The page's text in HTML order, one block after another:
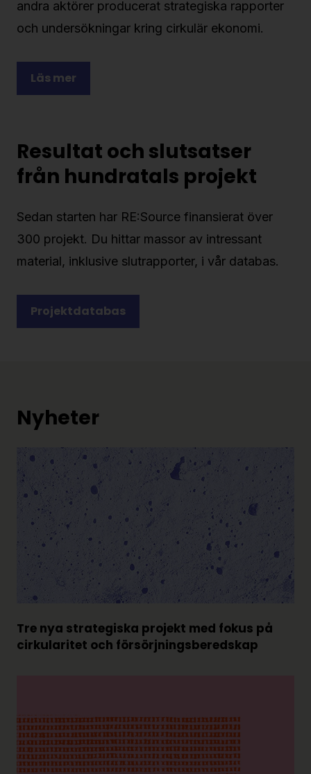
andra aktörer producerat strategiska rapporter
och undersökningar kring cirkulär ekonomi.
Läs mer
Resultat och slutsatser
från hundratals projekt
Sedan starten har RE:Source finansierat över
300 projekt. Du hittar massor av intressant
material, inklusive slutrapporter, i vår databas.
Projektdatabas
Nyheter
Tre nya strategiska projekt med fokus på
cirkularitet och försörjningsberedskap